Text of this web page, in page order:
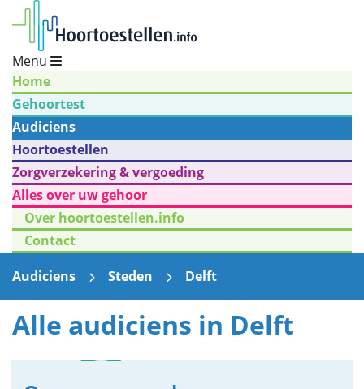
Menu
Home
Gehoortest
Audiciens
Hoortoestellen
Zorgverzekering & vergoeding
Alles over uw gehoor
Over hoortoestellen.info
Contact
Audiciens
Steden Delft
Alle audiciens in Delft